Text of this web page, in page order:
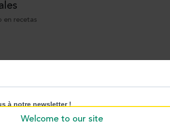
en recetas
Welcome to our site